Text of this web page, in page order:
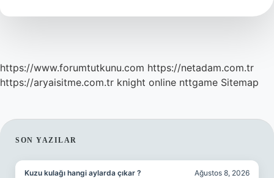
Sorulur
https://www.forumtutkunu.com https://netadam.com.tr
https://aryaisitme.com.tr knight online nttgame Sitemap
SIDEBAR
SON YAZILAR
Kuzu kulağı hangi aylarda çıkar ? Ağustos 8, 2026